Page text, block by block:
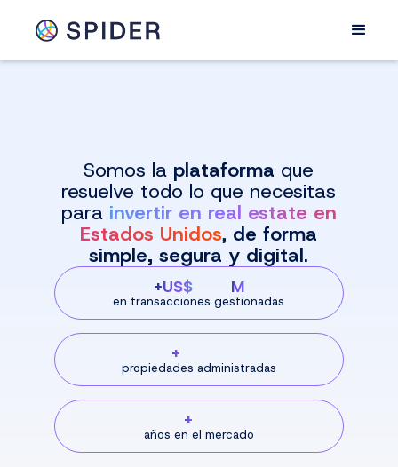
Somos la plataforma que
resuelve todo lo que necesitas
para invertir en real estate en
Estados Unidos, de forma
simple, segura y digital.
+US$ M
en transacciones gestionadas
+
propiedades administradas
+
años en el mercado